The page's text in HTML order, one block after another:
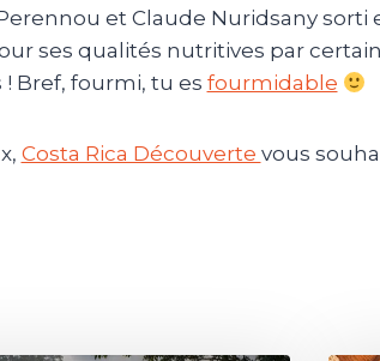
et Claude Nuridsany sorti
ses qualités nutritives par
Bref, fourmi, tu es fourmidable
Costa Rica Découverte vous